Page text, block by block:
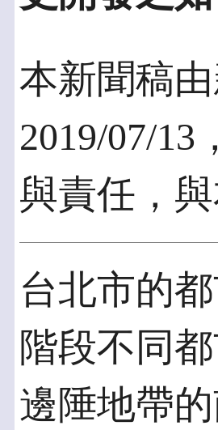
本新聞稿
2019/07/
與責任，
台北市的
階段不同
邊陲地帶